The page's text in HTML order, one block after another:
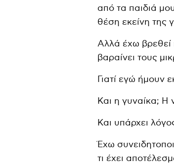
από τα παιδιά
θέση εκείνη της
Αλλά έχω βρεθεί
βαραίνει τους
Γιατί εγώ ήμουν
Και η γυναίκα; Η
Και υπάρχει
Έχω
τι έχει